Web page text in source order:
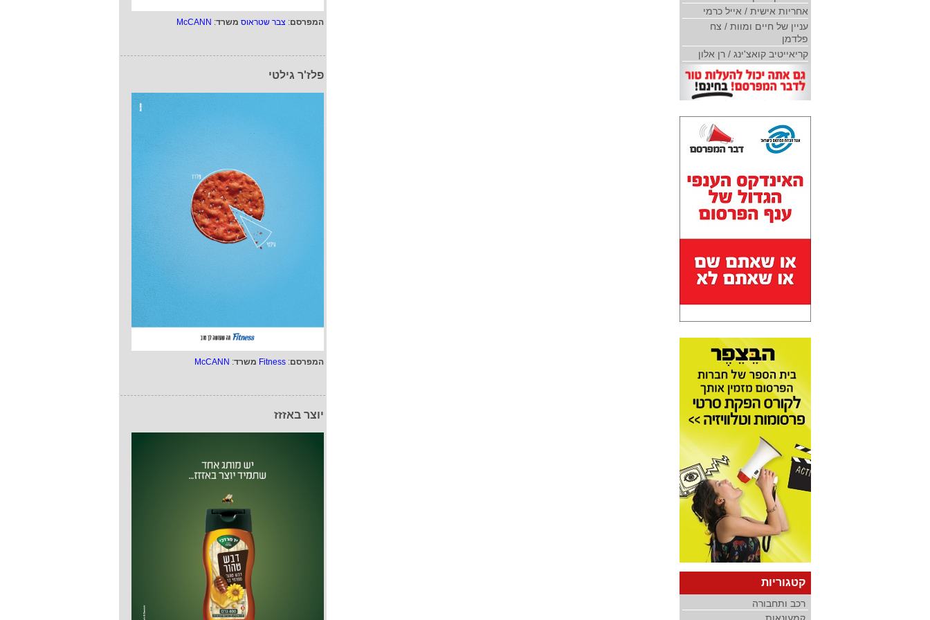
המפרסם: צבר שטראוס משרד:
McCANN
פלז'ר גילטי
המפרסם:
Fitness משרד:
McCANN
יוצר באזזז
אחריות אישית / אייל כרמי
עניין של חיים ומוות / צח
פלדמן
קריאייטיב קואצ'ינג / רן אלון
קטגוריות
רכב ותחבורה